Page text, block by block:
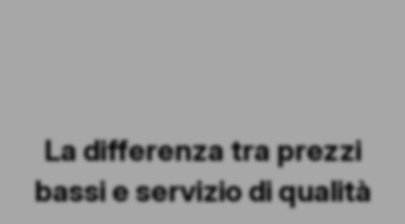
La differenza tra prezzi
bassi e servizio di qualità